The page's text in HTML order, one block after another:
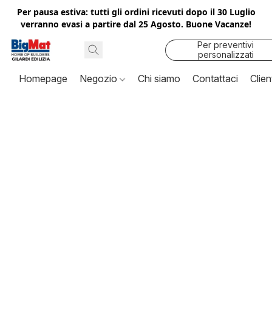
Per pausa estiva: tutti gli ordini ricevuti dopo il 30 Luglio
verranno evasi a partire dal 25 Agosto. Buone Vacanze!
Per preventivi
personalizzati
contattaci
Homepage Negozio Chi siamo Contattaci